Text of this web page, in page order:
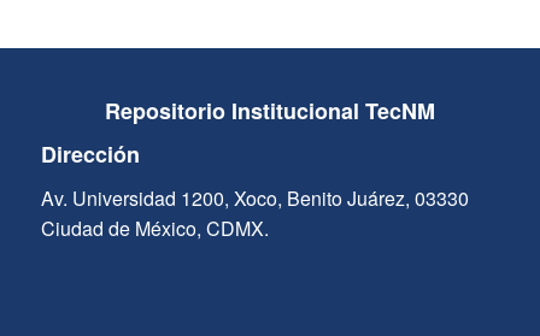
Repositorio Institucional TecNM
Dirección
Av. Universidad 1200, Xoco, Benito Juárez, 03330
Ciudad de México, CDMX.